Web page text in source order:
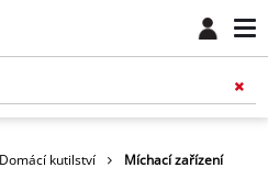
Domácí kutilství Míchací zařízení